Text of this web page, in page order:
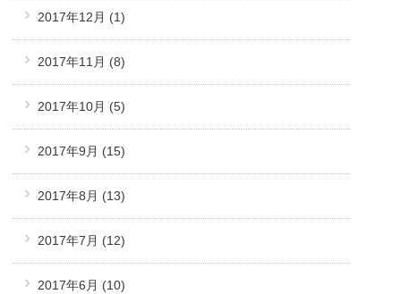
2017年12月 (1)
2017年11月 (8)
2017年10月 (5)
2017年9月 (15)
2017年8月 (13)
2017年7月 (12)
2017年6月 (10)